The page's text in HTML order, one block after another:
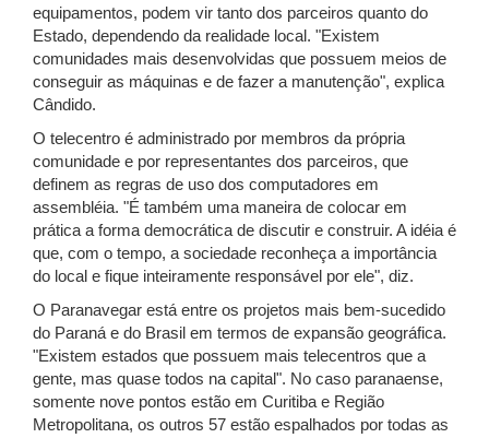
equipamentos, podem vir tanto dos parceiros quanto do
Estado, dependendo da realidade local. "Existem
comunidades mais desenvolvidas que possuem meios de
conseguir as máquinas e de fazer a manutenção", explica
Cândido.
O telecentro é administrado por membros da própria
comunidade e por representantes dos parceiros, que
definem as regras de uso dos computadores em
assembléia. "É também uma maneira de colocar em
prática a forma democrática de discutir e construir. A idéia é
que, com o tempo, a sociedade reconheça a importância
do local e fique inteiramente responsável por ele", diz.
O Paranavegar está entre os projetos mais bem-sucedido
do Paraná e do Brasil em termos de expansão geográfica.
"Existem estados que possuem mais telecentros que a
gente, mas quase todos na capital". No caso paranaense,
somente nove pontos estão em Curitiba e Região
Metropolitana, os outros 57 estão espalhados por todas as